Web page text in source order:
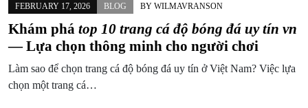
FEBRUARY 17, 2026 BLOG BY WILMAVRANSON
Khám phá top 10 trang cá độ bóng đá uy tín vn
— Lựa chọn thông minh cho người chơi
Làm sao để chọn trang cá độ bóng đá uy tín ở Việt Nam? Việc lựa
chọn một trang cá…